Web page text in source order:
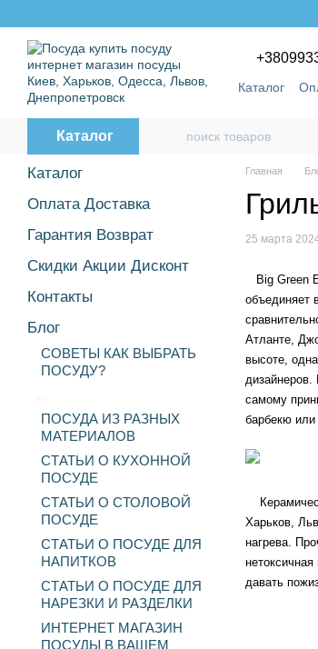
Каталог
Каталог
Главная
25 марта
Big Green
объединяет
Атланте,
высоте,
дизайнеров.
самому
барбекю
Харьков,
нагрева.
давать
Каталог
Оплата Доставка
Гарантия Возврат
Скидки Акции Дисконт
Контакты
Блог
СОВЕТЫ КАК ВЫБРАТЬ
ПОСУДУ?
ПОСУДА ИЗ РАЗНЫХ
МАТЕРИАЛОВ
СТАТЬИ О КУХОННОЙ
ПОСУДЕ
СТАТЬИ О СТОЛОВОЙ
ПОСУДЕ
СТАТЬИ О ПОСУДЕ ДЛЯ
НАПИТКОВ
СТАТЬИ О ПОСУДЕ ДЛЯ
НАРЕЗКИ И РАЗДЕЛКИ
ИНТЕРНЕТ МАГАЗИН
ПОСУДЫ В ВАШЕМ